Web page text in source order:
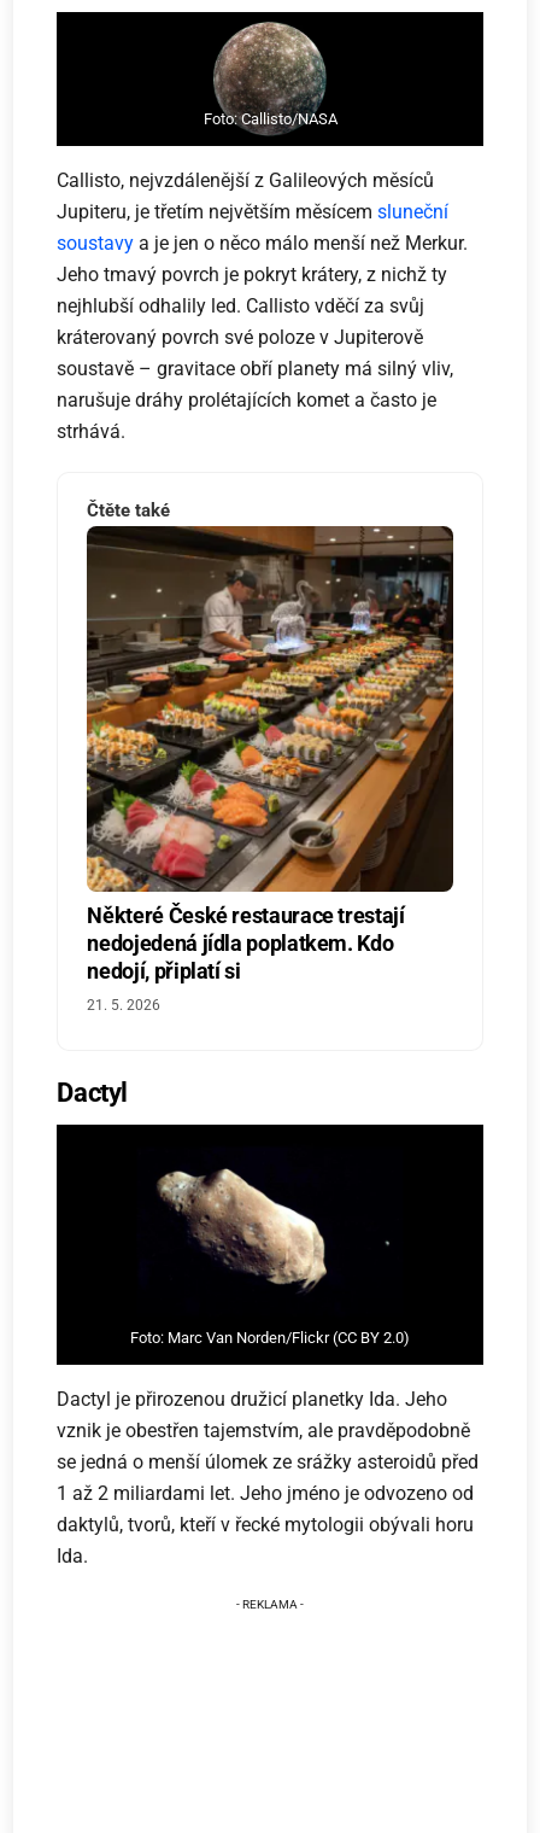
Foto: Callisto/NASA
Callisto, nejvzdálenější z Galileových měsíců
Jupiteru, je třetím největším měsícemsluneční
soustavy a je jen o něco málo menší než Merkur.
Jeho tmavý povrch je pokryt krátery, z nichž ty
nejhlubší odhalily led. Callisto vděčí za svůj
kráterovaný povrch své poloze v Jupiterově
soustavě – gravitace obří planety má silný vliv,
narušuje dráhy prolétajících komet a často je
strhává.
Čtěte také
Některé České restaurace trestají
nedojedená jídla poplatkem. Kdo
nedojí, připlatí si
21. 5. 2026
Dactyl
Foto: Marc Van Norden/Flickr (CC BY 2.0)
Dactyl je přirozenou družicí planetky Ida. Jeho
vznik je obestřen tajemstvím, ale pravděpodobně
se jedná o menší úlomek ze srážky asteroidů před
1 až 2 miliardami let. Jeho jméno je odvozeno od
daktylů, tvorů, kteří v řecké mytologii obývali horu
Ida.